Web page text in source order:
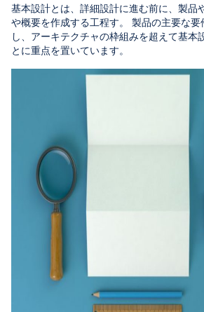
基本設計とは、詳細設計に進む前に、製品
や概要を作成する工程す。 製品の主要な
し、アーキテクチャの枠組みを超えて基本
とに重点を置いています。